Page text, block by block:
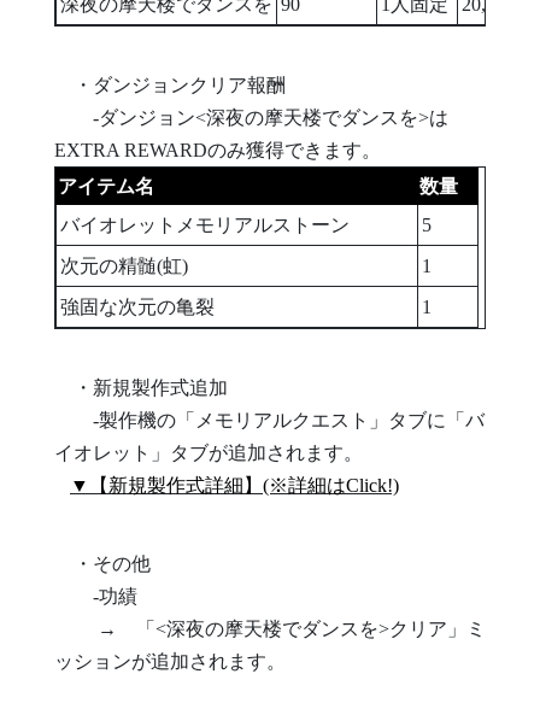
深夜の摩天楼でダンスを 90 1人固定
・ダンジョンクリア報酬
-ダンジョン<深夜の摩天楼でダンスを>は
EXTRA REWARDのみ獲得できます。
アイテム名
数量
バイオレットメモリアルストーン
5
次元の精髄(虹)
1
強固な次元の亀裂
1
・新規製作式追加
-製作機の「メモリアルクエスト」タブに「バ
イオレット」タブが追加されます。
▼【新規製作式詳細】(※詳細はClick!)
・その他
-功績
→ 「<深夜の摩天楼でダンスを>クリア」ミ
ッションが追加されます。